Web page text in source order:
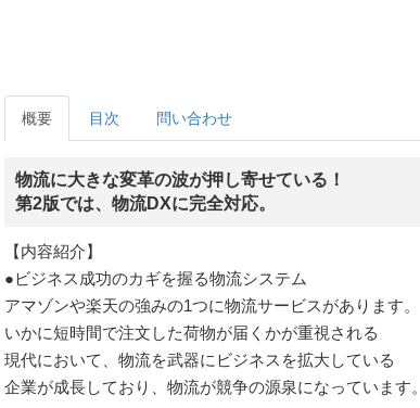
概要 目次 問い合わせ
物流に大きな変革の波が押し寄せている！
第2版では、物流DXに完全対応。
【内容紹介】
●ビジネス成功のカギを握る物流システム
アマゾンや楽天の強みの1つに物流サービスがあります。
いかに短時間で注文した荷物が届くかが重視される
現代において、物流を武器にビジネスを拡大している
企業が成長しており、物流が競争の源泉になっています。